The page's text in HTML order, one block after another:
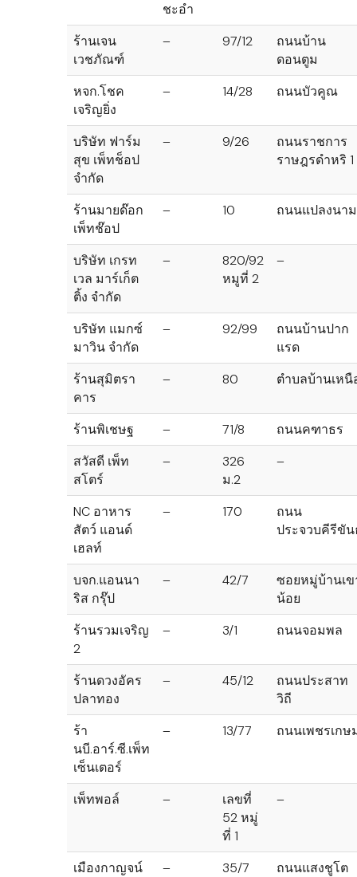
ชะอำ
ร้านเจน
เวชภัณฑ์
– 97/12
ถนนบ้าน
ดอนตูม
หจก.โชค
เจริญยิ่ง
– 14/28 ถนนบัวคูณ
บริษัท ฟาร์ม
สุข เพ็ทช็อป
จำกัด
– 9/26
ถนนราชการ
ราษฎรดำหริ 1
ร้านมายด๊อก
เพ็ทช๊อป
– 10 ถนนแปลงนาม
บริษัท เกรท
เวล มาร์เก็ต
ติ้ง จำกัด
–
820/92
หมูที่ 2
–
บริษัท แมกซ์
มาวิน จำกัด
– 92/99
ถนนบ้านปาก
แรด
ร้านสุมิตรา
คาร
– 80 ตำบลบ้านเหนื
ร้านพิเชษฐ – 71/8
ถนนคฑาธร
สวัสดี เพ็ท
สโตร์
–
326
ม.2
–
NC อาหาร
สัตว์ แอนด์
เฮลท์
– 170
ถนน
ประจวบคีรีขั
บจก.แอนนา
ริส กรุ๊ป
– 42/7
ซอยหมู่บ้านเข
น้อย
ร้านรวมเจริญ
2
– 3/1 ถนนจอมพล
ร้านดวงอัคร
ปลาทอง
– 45/12
ถนนประสาท
วิถี
ร้า
นบี.อาร์.ซี.เพ็ท
เซ็นเตอร์
– 13/77 ถนนเพชรเกษ
เพ็ทพอล์ –
เลขที่
52 หมู่
ที่ 1
–
เมืองกาญจน์
– 35/7 ถนนแสงชูโต